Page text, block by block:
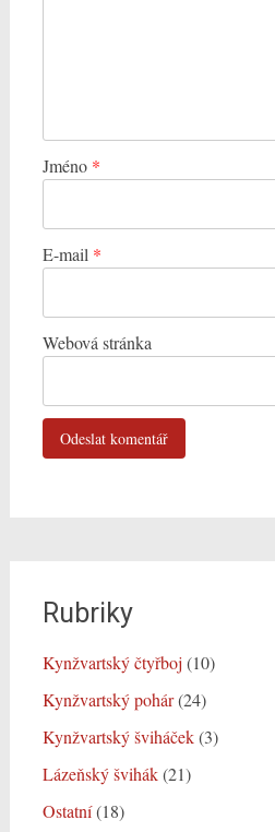
Jméno *
E-mail *
Webová stránka
Rubriky
Kynžvartský čtyřboj (10)
Kynžvartský pohár(24)
Kynžvartský šviháček(3)
Lázeňský švihák(21)
Ostatní(18)